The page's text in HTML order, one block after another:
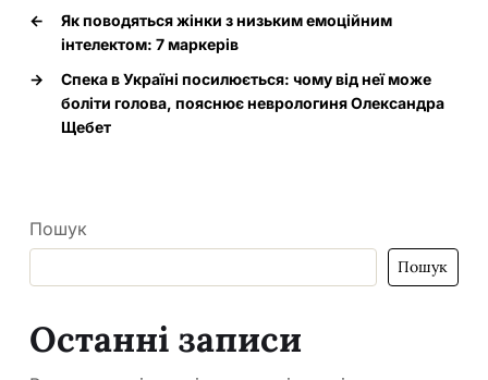
←
Як поводяться жінки з низьким емоційним
інтелектом: 7 маркерів
→
Спека в Україні посилюється: чому від неї може
боліти голова, пояснює неврологиня Олександра
Щебет
Пошук
Пошук
Останні записи